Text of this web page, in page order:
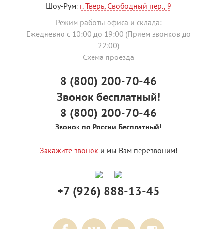
Шоу-Рум: г. Тверь, Свободный пер., 9
Режим работы офиса и склада:
Ежедневно с 10:00 до 19:00 (Прием звонков до
22:00)
Схема проезда
8 (800) 200-70-46
Звонок бесплатный!
8 (800) 200-70-46
Звонок по России Бесплатный!
Закажите звонок и мы Вам перезвоним!
+7 (926) 888-13-45